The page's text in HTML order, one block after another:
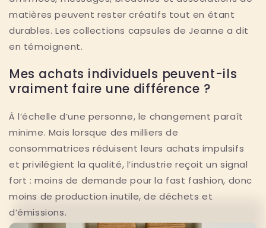
matières peuvent rester créatifs tout en étant
durables. Les collections capsules de Jeanne a dit
en témoignent.
Mes achats individuels peuvent-ils
vraiment faire une différence ?
À l’échelle d’une personne, le changement paraît
minime. Mais lorsque des milliers de
consommatrices réduisent leurs achats impulsifs
et privilégient la qualité, l’industrie reçoit un signal
fort : moins de demande pour la fast fashion, donc
moins de production inutile, de déchets et
d’émissions.